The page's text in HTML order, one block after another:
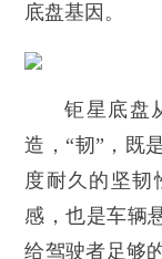
底盘基因。
钜星底盘
造，“韧”，既
度耐久的坚韧
感，也是车辆
给驾驶者足够